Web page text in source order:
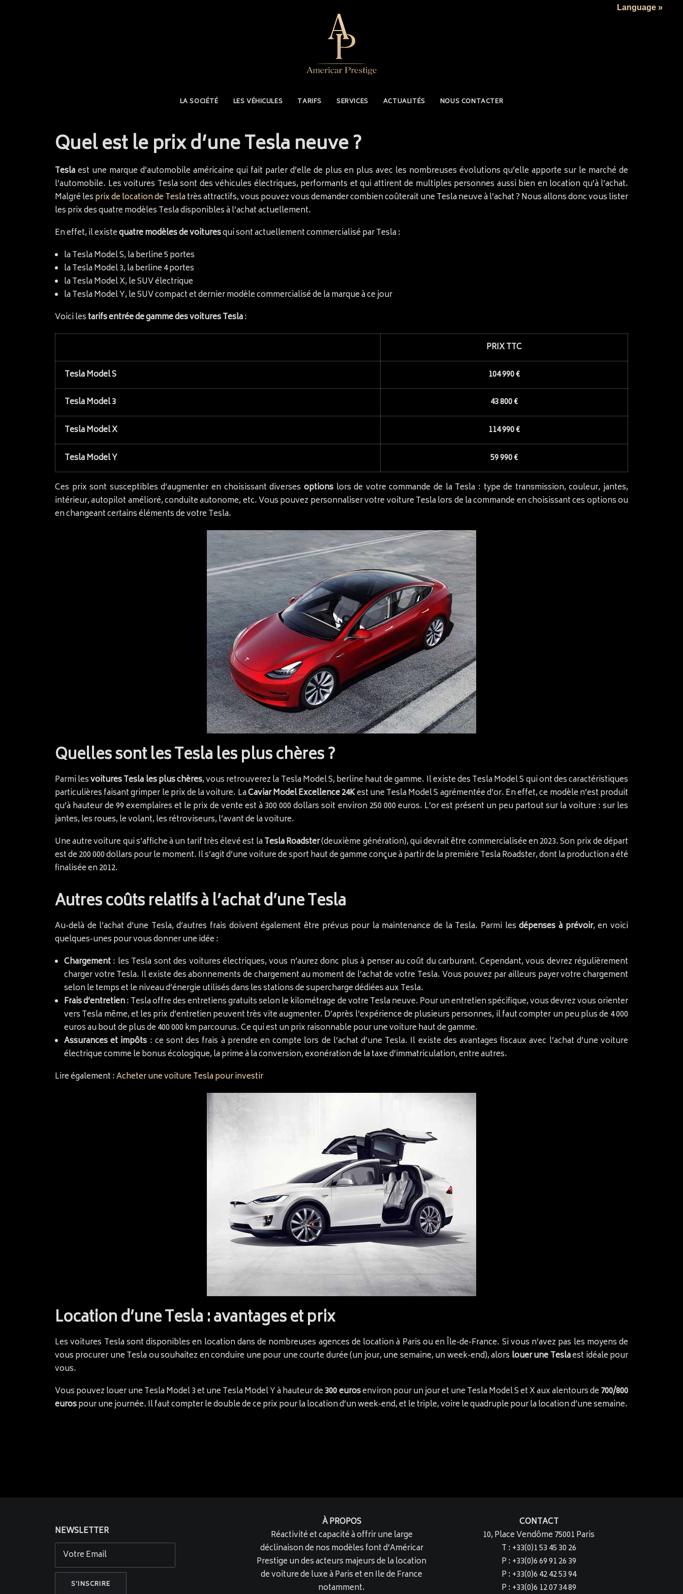
LA SOCIÉTÉ LES VÉHICULES TARIFS SERVICES ACTUALITÉS NOUS CONTACTER
Quel est le prix d’une Tesla neuve ?
Teslaest une marque d’automobile américaine qui fait parler d’elle de plus en plus avec les nombreuses évolutions qu’elle apporte sur le marché de
l’automobile. Les voitures Tesla sont des véhicules électriques, performants et qui attirent de multiples personnes aussi bien en location qu’à l’achat.
Malgré lesprix de location de Teslatrès attractifs, vous pouvez vous demander combien coûterait une Tesla neuve à l’achat ? Nous allons donc vous lister
les prix des quatre modèles Tesla disponibles à l’achat actuellement.
En effet, il existequatre modèles de voituresqui sont actuellement commercialisé par Tesla :
la Tesla Model S, la berline 5 portes
la Tesla Model 3, la berline 4 portes
la Tesla Model X, le SUV électrique
la Tesla Model Y, le SUV compact et dernier modèle commercialisé de la marque à ce jour
Voici lestarifs entrée de gamme des voitures Tesla:
PRIX TTC
Tesla Model S
104 990 €
Tesla Model 3
43 800 €
Tesla Model X 114 990 €
Tesla Model Y 59 990 €
Ces prix sont susceptibles d’augmenter en choisissant diverses optionslors de votre commande de la Tesla : type de transmission, couleur, jantes,
intérieur, autopilot amélioré, conduite autonome, etc. Vous pouvez personnaliser votre voiture Tesla lors de la commande en choisissant ces options ou
en changeant certains éléments de votre Tesla.
Quelles sont les Tesla les plus chères ?
Parmi lesvoitures Tesla les plus chères, vous retrouverez la Tesla Model S, berline haut de gamme. Il existe des Tesla Model S qui ont des caractéristiques
particulières faisant grimper le prix de la voiture. LaCaviar Model Excellence 24Kest une Tesla Model S agrémentée d’or. En effet, ce modèle n’est produit
qu’à hauteur de 99 exemplaires et le prix de vente est à 300 000 dollars soit environ 250 000 euros. L’or est présent un peu partout sur la voiture : sur les
jantes, les roues, le volant, les rétroviseurs, l’avant de la voiture.
Une autre voiture qui s’affiche à un tarif très élevé est laTesla Roadster(deuxième génération), qui devrait être commercialisée en 2023. Son prix de départ
est de 200 000 dollars pour le moment. Il s’agit d’une voiture de sport haut de gamme conçue à partir de la première Tesla Roadster, dont la production a été
finalisée en 2012.
Autres coûts relatifs à l’achat d’une Tesla
Au-delà de l’achat d’une Tesla, d’autres frais doivent également être prévus pour la maintenance de la Tesla. Parmi lesdépenses à prévoir, en voici
quelques-unes pour vous donner une idée :
Chargement: les Tesla sont des voitures électriques, vous n’aurez donc plus à penser au coût du carburant. Cependant, vous devrez régulièrement
charger votre Tesla. Il existe des abonnements de chargement au moment de l’achat de votre Tesla. Vous pouvez par ailleurs payer votre chargement
selon le temps et le niveau d’énergie utilisés dans les stations de supercharge dédiées aux Tesla.
Frais d’entretien: Tesla offre des entretiens gratuits selon le kilométrage de votre Tesla neuve. Pour un entretien spécifique, vous devrez vous orienter
vers Tesla même, et les prix d’entretien peuvent très vite augmenter. D’après l’expérience de plusieurs personnes, il faut compter un peu plus de 4 000
euros au bout de plus de 400 000 km parcourus. Ce qui est un prix raisonnable pour une voiture haut de gamme.
Assurances et impôts : ce sont des frais à prendre en compte lors de l’achat d’une Tesla. Il existe des avantages fiscaux avec l’achat d’une voiture
électrique comme le bonus écologique, la prime à la conversion, exonération de la taxe d’immatriculation, entre autres.
Lire également :Acheter une voiture Tesla pour investir
Location d’une Tesla : avantages et prix
Les voitures Tesla sont disponibles en location dans de nombreuses agences de location à Paris ou en Île-de-France. Si vous n’avez pas les moyens de
vous procurer une Tesla ou souhaitez en conduire une pour une courte durée (un jour, une semaine, un week-end), alors louer une Teslaest idéale pour
vous.
Vous pouvez louer une Tesla Model 3 et une Tesla Model Y à hauteur de300 eurosenviron pour un jour et une Tesla Model S et X aux alentours de700/800
eurospour une journée. Il faut compter le double de ce prix pour la location d’un week-end, et le triple, voire le quadruple pour la location d’une semaine.
NEWSLETTER
À PROPOS
Réactivité et capacité à offrir une large
déclinaison de nos modèles font d’Américar
Prestige un des acteurs majeurs de la location
de voiture de luxe à Paris et en Ile de France
notamment.
CONTACT
10, Place Vendôme 75001 Paris
T : +33(0)1 53 45 30 26
P : +33(0)6 69 91 26 39
P : +33(0)6 42 42 53 94
P : +33(0)6 12 07 34 89
Language »